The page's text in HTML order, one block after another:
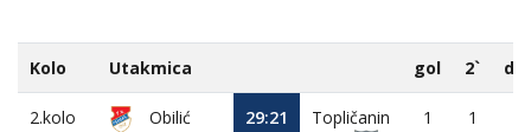
Kolo Utakmica gol 2` dk
2.kolo Obilić 29:21 Topličanin 1 1